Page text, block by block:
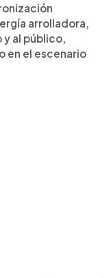
arrolladora,
al público,
en el escenario